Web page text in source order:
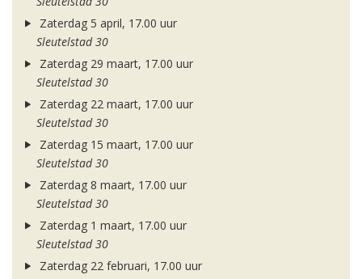
Zaterdag 5 april, 17.00 uur
Sleutelstad 30
Zaterdag 29 maart, 17.00 uur
Sleutelstad 30
Zaterdag 22 maart, 17.00 uur
Sleutelstad 30
Zaterdag 15 maart, 17.00 uur
Sleutelstad 30
Zaterdag 8 maart, 17.00 uur
Sleutelstad 30
Zaterdag 1 maart, 17.00 uur
Sleutelstad 30
Zaterdag 22 februari, 17.00 uur